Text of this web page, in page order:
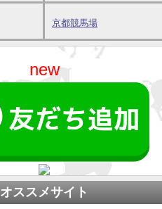
京都競馬場
new
オススメサイト